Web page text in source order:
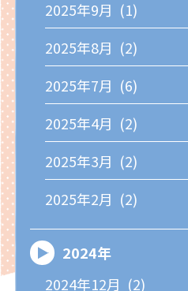
2025年9月 (1)
2025年8月 (2)
2025年7月 (6)
2025年4月 (2)
2025年3月 (2)
2025年2月 (2)
2024年
2024年12月 (2)